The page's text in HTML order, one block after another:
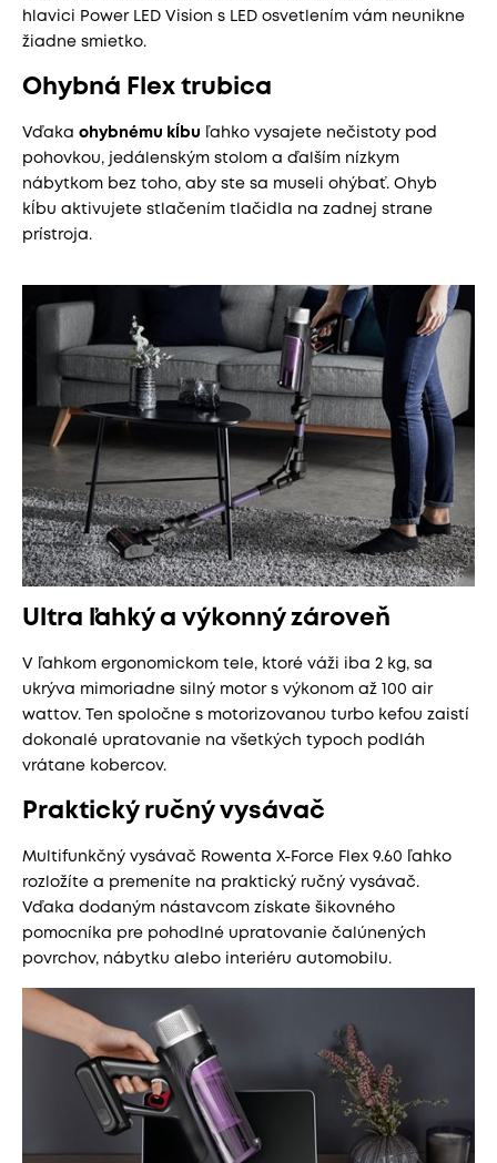
hlavici Power LED Vision s LED osvetlením vám neunikne
žiadne smietko.
Ohybná Flex trubica
Vďaka ohybnému kĺbu ľahko vysajete nečistoty pod
pohovkou, jedálenským stolom a ďalším nízkym
nábytkom bez toho, aby ste sa museli ohýbať. Ohyb
kĺbu aktivujete stlačením tlačidla na zadnej strane
prístroja.
Ultra ľahký a výkonný zároveň
V ľahkom ergonomickom tele, ktoré váži iba 2 kg, sa
ukrýva mimoriadne silný motor s výkonom až 100 air
wattov. Ten spoločne s motorizovanou turbo kefou zaistí
dokonalé upratovanie na všetkých typoch podláh
vrátane kobercov.
Praktický ručný vysávač
Multifunkčný vysávač Rowenta X-Force Flex 9.60 ľahko
rozložíte a premeníte na praktický ručný vysávač.
Vďaka dodaným nástavcom získate šikovného
pomocníka pre pohodlné upratovanie čalúnených
povrchov, nábytku alebo interiéru automobilu.